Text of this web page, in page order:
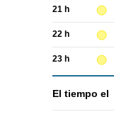
21 h
22 h
23 h
El tiempo el